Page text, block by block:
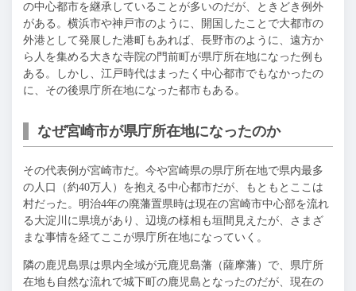
の中心都市を継承していることが多いのだが、ときどき例外
がある。横浜市や神戸市のように、開国したことで大都市の
外港として発展した港町もあれば、長野市のように、遠方か
ら人を集める大きな寺院の門前町が県庁所在地になった例も
ある。しかし、江戸時代はまったく中心都市でもなかったの
に、その後県庁所在地になった都市もある。
なぜ宮崎市が県庁所在地になったのか
その代表例が宮崎市だ。今や宮崎県の県庁所在地で県内最多
の人口（約40万人）を抱える中心都市だが、もともとここは
村だった。明治4年の廃藩置県時は現在の宮崎市中心部を流れ
る大淀川に県境があり、辺境の様相も垣間見えたが、さまざ
まな事情を経てここが県庁所在地になっていく。
隣の鹿児島県は県内全域が元鹿児島藩（薩摩藩）で、県庁所
在地も自然な流れで城下町の鹿児島となったのだが、現在の